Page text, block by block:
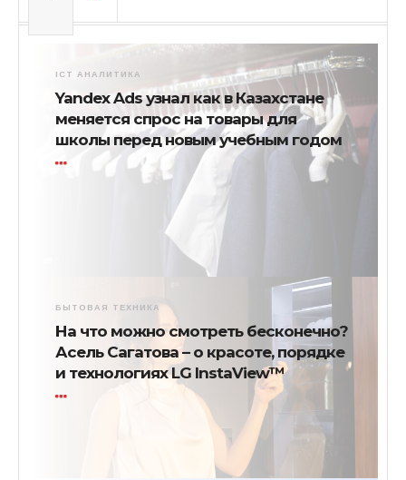
ICT АНАЛИТИКА
Yandex Ads узнал как в Казахстане
меняется спрос на товары для
школы перед новым учебным годом
БЫТОВАЯ ТЕХНИКА
На что можно смотреть бесконечно?
Асель Сагатова – о красоте, порядке
и технологиях LG InstaView™